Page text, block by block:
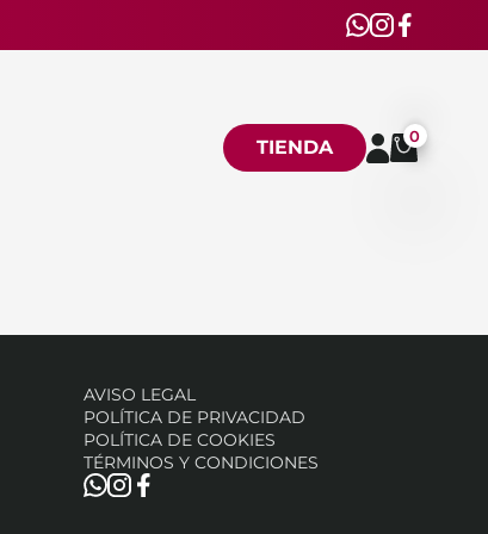
TIENDA 0
AVISO LEGAL
POLÍTICA DE PRIVACIDAD
POLÍTICA DE COOKIES
TÉRMINOS Y CONDICIONES